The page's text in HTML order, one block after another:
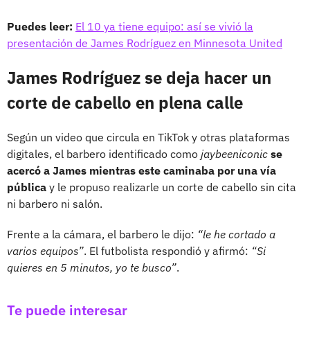
Puedes leer: El 10 ya tiene equipo: así se vivió la
presentación de James Rodríguez en Minnesota United
James Rodríguez se deja hacer un
corte de cabello en plena calle
Según un video que circula en TikTok y otras plataformas
digitales, el barbero identificado como jaybeeniconic se
acercó a James mientras este caminaba por una vía
pública y le propuso realizarle un corte de cabello sin cita
ni barbero ni salón.
Frente a la cámara, el barbero le dijo: “le he cortado a
varios equipos”. El futbolista respondió y afirmó: “Si
quieres en 5 minutos, yo te busco”.
Te puede interesar